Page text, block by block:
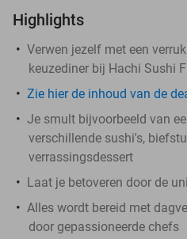
Highlights
Verwen jezelf met een
keuzediner bij Hachi Sushi
Zie hierde inhoud van de
Je smult bijvoorbeeld van
verschillende sushi's,
verrassingsdessert
Laat je betoveren door de
Alles wordt bereid met
door gepassioneerde chefs